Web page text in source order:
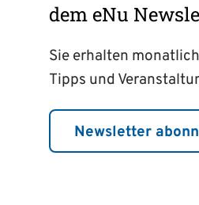
dem eNu
Sie erhalten
Tipps und
Newsletter